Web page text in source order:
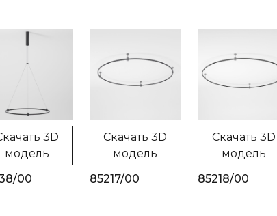
3D
модель
00
Скачать 3D
модель
85217/00
Скачать 3D
модель
85218/00